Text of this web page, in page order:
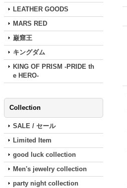
LEATHER GOODS
MARS RED
巌窟王
キングダム
KING OF PRISM -PRIDE th
e HERO-
Collection
SALE / セール
Limited Item
good luck collection
Men's jewelry collection
party night collection